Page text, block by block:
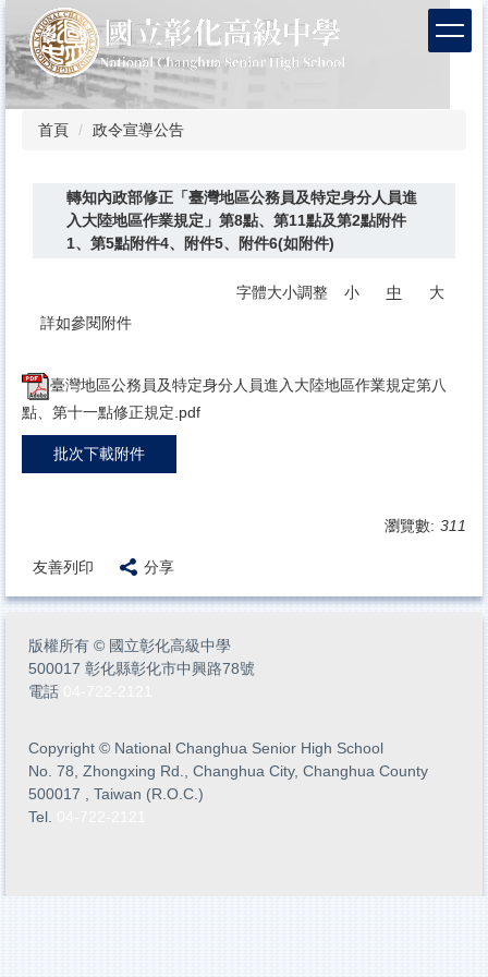
到
主
要
內
首頁 政令宣導公告
轉知內政部修正「臺灣地區公務員及特定身分人員進
入大陸地區作業規定」第8點、第11點及第2點附件
1、第5點附件4、附件5、附件6(如附件)
字體大小調整 小 中
大
詳如參閱附件
臺灣地區公務員及特定身分人員進入大陸地區作業規定第八
點、第十一點修正規定.pdf
批次下載附件
瀏覽數: 311
友善列印 分享
版權所有 © 國立彰化高級中學
500017 彰化縣彰化市中興路78號
電話
Copyright © National Changhua Senior High School
No. 78, Zhongxing Rd., Changhua City, Changhua County
500017 , Taiwan (R.O.C.)
Tel.